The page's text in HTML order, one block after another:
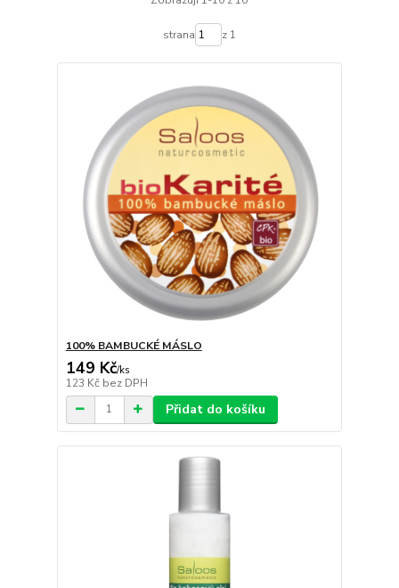
strana z 1
100% BAMBUCKÉ MÁSLO
149 Kč/ks
123 Kč bez DPH
Přidat do košíku